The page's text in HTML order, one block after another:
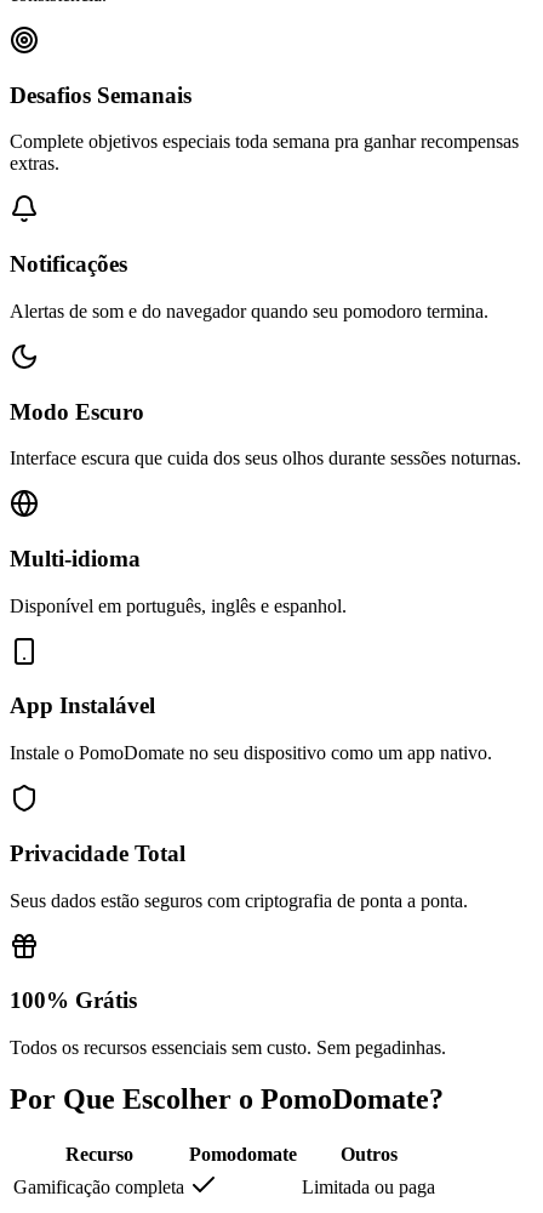
Desafios Semanais
Complete objetivos especiais toda semana pra ganhar recompensas
extras.
Notificações
Alertas de som e do navegador quando seu pomodoro termina.
Modo Escuro
Interface escura que cuida dos seus olhos durante sessões noturnas.
Multi-idioma
Disponível em português, inglês e espanhol.
App Instalável
Instale o PomoDomate no seu dispositivo como um app nativo.
Privacidade Total
Seus dados estão seguros com criptografia de ponta a ponta.
100% Grátis
Todos os recursos essenciais sem custo. Sem pegadinhas.
Por Que Escolher o PomoDomate?
Recurso Pomodomate
Outros
Gamificação completa
Limitada ou paga